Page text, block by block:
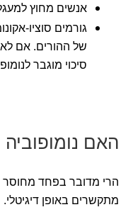
אנשים מחוץ
גורמים סוציו-
של ההורים. אם
סיכוי מוגבר
האם
הרי מדובר בפחד מחוסר
מתקשרים באופן דיגיטלי.